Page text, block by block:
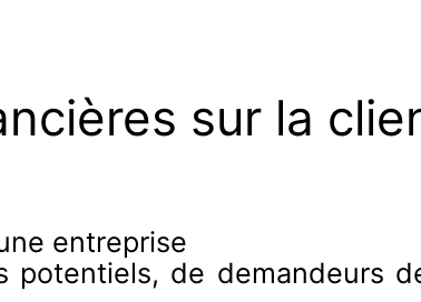
sur la
entreprise
de demandeurs